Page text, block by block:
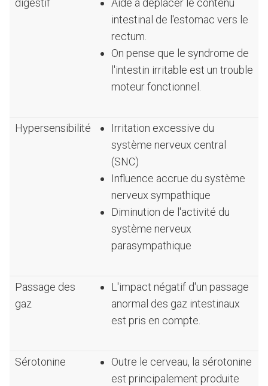
digestif
Aide à déplacer le contenu
intestinal de l'estomac vers le
rectum.
On pense que le syndrome de
l'intestin irritable est un trouble
moteur fonctionnel.
Hypersensibilité
Irritation excessive du
système nerveux central
(SNC)
Influence accrue du système
nerveux sympathique
Diminution de l'activité du
système nerveux
parasympathique
Passage des
gaz
L'impact négatif d'un passage
anormal des gaz intestinaux
est pris en compte.
Sérotonine
Outre le cerveau, la sérotonine
est principalement produite